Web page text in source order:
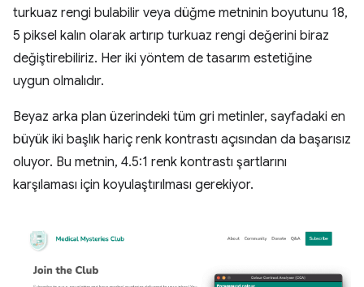
turkuaz rengi bulabilir veya düğme metninin boyutunu 18,
5 piksel kalın olarak artırıp turkuaz rengi değerini biraz
değiştirebiliriz. Her iki yöntem de tasarım estetiğine
uygun olmalıdır.
Beyaz arka plan üzerindeki tüm gri metinler, sayfadaki en
büyük iki başlık hariç renk kontrastı açısından da başarısız
oluyor. Bu metnin, 4.5:1 renk kontrastı şartlarını
karşılaması için koyulaştırılması gerekiyor.